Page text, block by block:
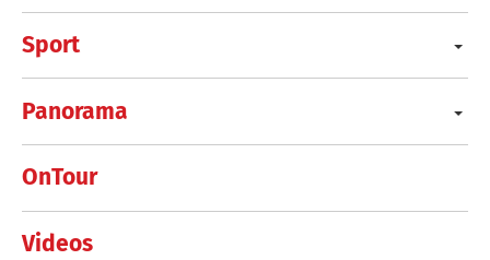
Sport
Panorama
OnTour
Videos